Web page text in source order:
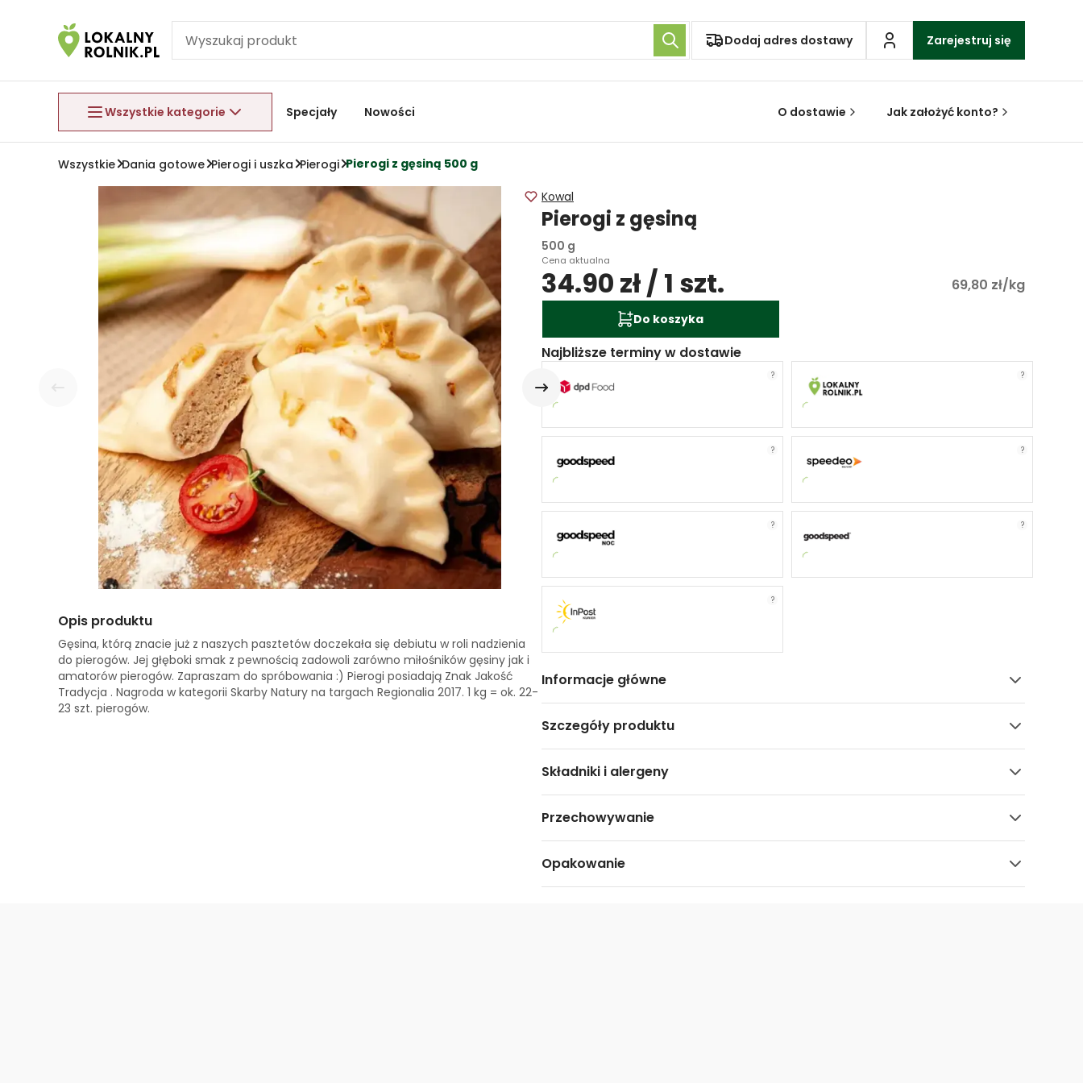
Dodaj adres dostawy Zarejestruj się
Wszystkie kategorie
Aby wyjść z menu, naciśnij przycisk Esc.
Specjały
Nowości O dostawie Jak założyć konto?
Wszystkie Dania gotowe Pierogi i uszka Pierogi Pierogi z gęsiną 500 g
Opis produktu
Gęsina, którą znacie już z naszych pasztetów doczekała się debiutu w roli nadzienia
do pierogów. Jej głęboki smak z pewnością zadowoli zarówno miłośników gęsiny jak i
amatorów pierogów. Zapraszam do spróbowania :) Pierogi posiadają Znak Jakość
Tradycja . Nagroda w kategorii Skarby Natury na targach Regionalia 2017. 1 kg = ok. 22-
23 szt. pierogów.
Kowal
Pierogi z gęsiną
500 g
Cena aktualna
34.90 zł / 1 szt. 69,80 zł/kg
Do koszyka
Najbliższe terminy w dostawie
? ?
? ?
? ?
?
Informacje główne
Szczegóły produktu
Składniki i alergeny
Przechowywanie
Opakowanie